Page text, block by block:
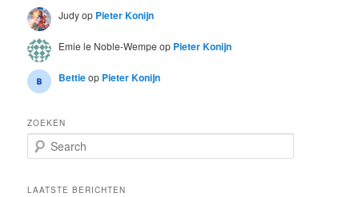
Judyop Pieter Konijn
Emie le Noble-Wempe op Pieter Konijn
Bettieop Pieter Konijn
ZOEKEN
e
rLAATSTE BERICHTEN